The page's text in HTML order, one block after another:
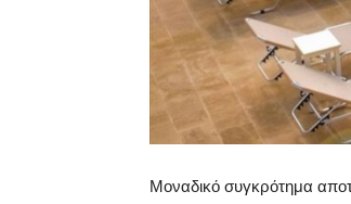
Μοναδικό συγκρότημα